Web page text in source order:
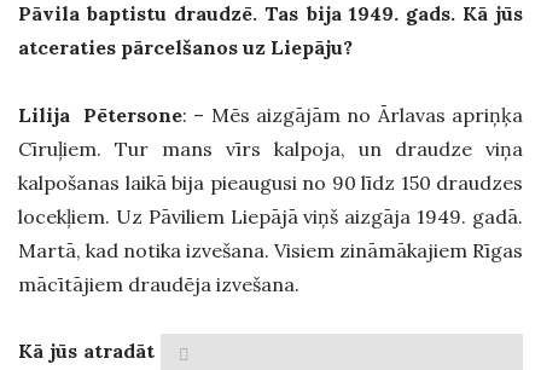
Pāvila baptistu draudzē. Tas bija 1949. gads. Kā jūs
atceraties pārcelšanos uz Liepāju?
Lilija Pētersone: – Mēs aizgājām no Ārlavas apriņķa
Cīruļiem. Tur mans vīrs kalpoja, un draudze viņa
kalpošanas laikā bija pieaugusi no 90 līdz 150 draudzes
locekļiem. Uz Pāviliem Liepājā viņš aizgāja 1949. gadā.
Martā, kad notika izvešana. Visiem zināmākajiem Rīgas
mācītājiem draudēja izvešana.
Kā jūs atradāt